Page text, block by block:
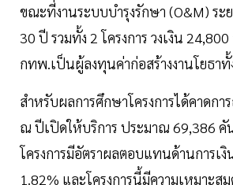
ขณะที่งานระบบบำรุงรักษา (O&M) ระ
30 ปี รวมทั้ง 2 โครงการ วงเงิน
กทพ.เป็นผู้ลงทุนค่าก่อสร้างงานโยธาทั้ง
สำหรับผลการศึกษาโครงการได้คาดก
ณ ปีเปิดให้บริการ ประมาณ 69,386 คั
โครงการมีอัตราผลตอบแทนด้านการเงิ
1.82% และโครงการนี้มีความเหมาะส